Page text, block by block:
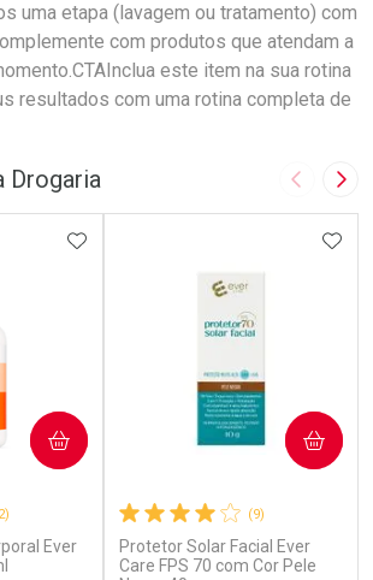
uma etapa (lavagem ou tratamento) com
com produtos que atendam a
este item na sua rotina
resultados com uma rotina completa de
Drogaria Imagem
Ever
ADICIONAR AOS FAVORITOS
(9)
Protetor Solar Facial Ever
Care FPS 70 com Cor Pele
COMPRAR